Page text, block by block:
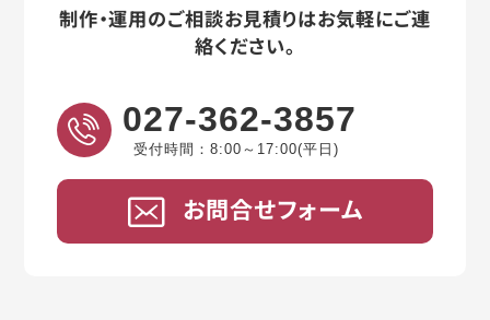
制作・運用のご相談お見積りはお気軽にご連
絡ください。
027-362-3857
受付時間：8:00～17:00(平日)
お問合せフォーム